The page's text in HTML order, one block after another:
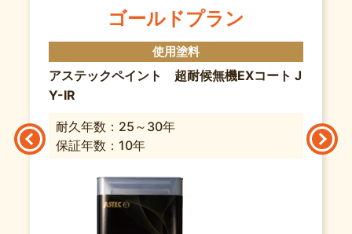
ゴールドプラン
使用塗料
アステックペイント 超耐候無機EXコート J
Y-IR
耐久年数：25～30年
保証年数：10年